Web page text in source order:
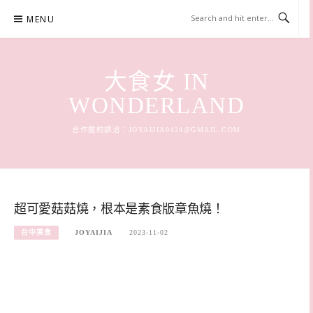
content
MENU
大食女 IN
WONDERLAND
合作邀約請洽： JOYAIJIA0424@GMAIL.COM
超可愛菇菇燒，根本是素食版章魚燒！
台中美食 JOYAIJIA 2023-11-02